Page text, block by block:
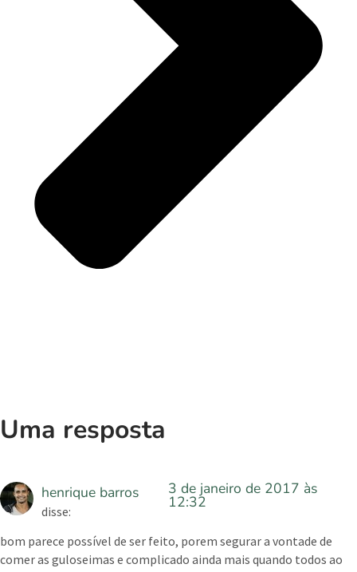
Uma resposta
henrique barros
disse:
3 de janeiro de 2017 às
12:32
bom parece possível de ser feito, porem segurar a vontade de
comer as guloseimas e complicado ainda mais quando todos ao